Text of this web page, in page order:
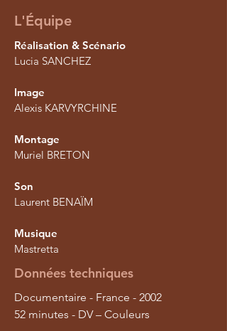
L'Équipe
Réalisation & Scénario
Lucia SANCHEZ
Image
Alexis KARVYRCHINE
Montage
Muriel BRETON
Son
Laurent BENAÏM
Musique
Mastretta
Données techniques
Documentaire - France - 2002
52 minutes - DV – Couleurs